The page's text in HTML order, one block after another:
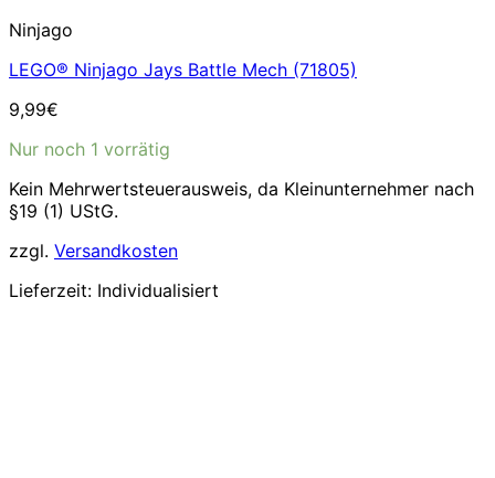
Ninjago
LEGO® Ninjago Jays Battle Mech (71805)
9,99€
Nur noch 1 vorrätig
Kein Mehrwertsteuerausweis, da Kleinunternehmer nach
§19 (1) UStG.
zzgl. Versandkosten
Lieferzeit: Individualisiert